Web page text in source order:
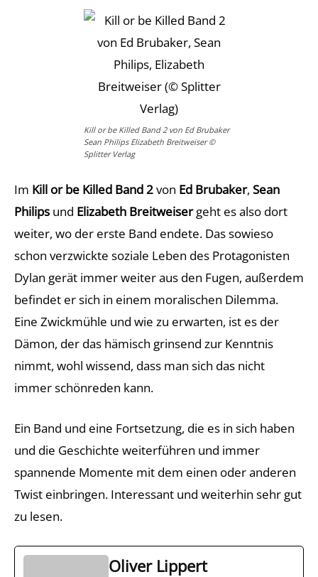
Kill or be Killed Band 2 von Ed Brubaker
Sean Philips Elizabeth Breitweiser ©
Splitter Verlag
Im Kill or be Killed Band 2von Ed Brubaker, Sean
Philips und Elizabeth Breitweisergeht es also dort
weiter, wo der erste Band endete. Das sowieso
schon verzwickte soziale Leben des Protagonisten
Dylan gerät immer weiter aus den Fugen, außerdem
befindet er sich in einem moralischen Dilemma.
Eine Zwickmühle und wie zu erwarten, ist es der
Dämon, der das hämisch grinsend zur Kenntnis
nimmt, wohl wissend, dass man sich das nicht
immer schönreden kann.
Ein Band und eine Fortsetzung, die es in sich haben
und die Geschichte weiterführen und immer
spannende Momente mit dem einen oder anderen
Twist einbringen. Interessant und weiterhin sehr gut
zu lesen.
Oliver Lippert